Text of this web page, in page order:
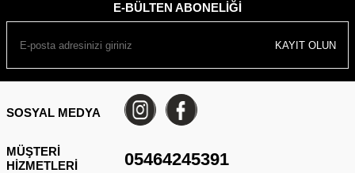
E-BÜLTEN ABONELIĞI
KAYIT OLUN
SOSYAL MEDYA
MÜŞTERI
HIZMETLERI
05464245391